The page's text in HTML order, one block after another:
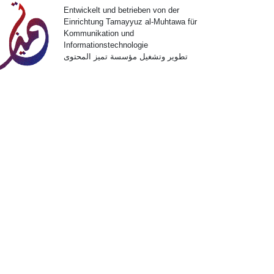
Entwickelt und betrieben von der
Einrichtung Tamayyuz al-Muhtawa für
Kommunikation und
Informationstechnologie
تطوير وتشغيل مؤسسة تميز المحتوى